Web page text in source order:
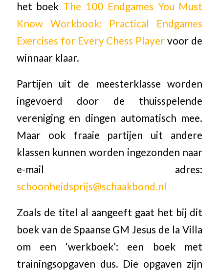
het boek The 100 Endgames You Must
Know Workbook: Practical Endgames
Exercises for Every Chess Player voor de
winnaar klaar.
Partijen uit de meesterklasse worden
ingevoerd door de thuisspelende
vereniging en dingen automatisch mee.
Maar ook fraaie partijen uit andere
klassen kunnen worden ingezonden naar
e-mail adres:
schoonheidsprijs@schaakbond.nl
Zoals de titel al aangeeft gaat het bij dit
boek van de Spaanse GM Jesus de la Villa
om een ‘werkboek’: een boek met
trainingsopgaven dus. Die opgaven zijn